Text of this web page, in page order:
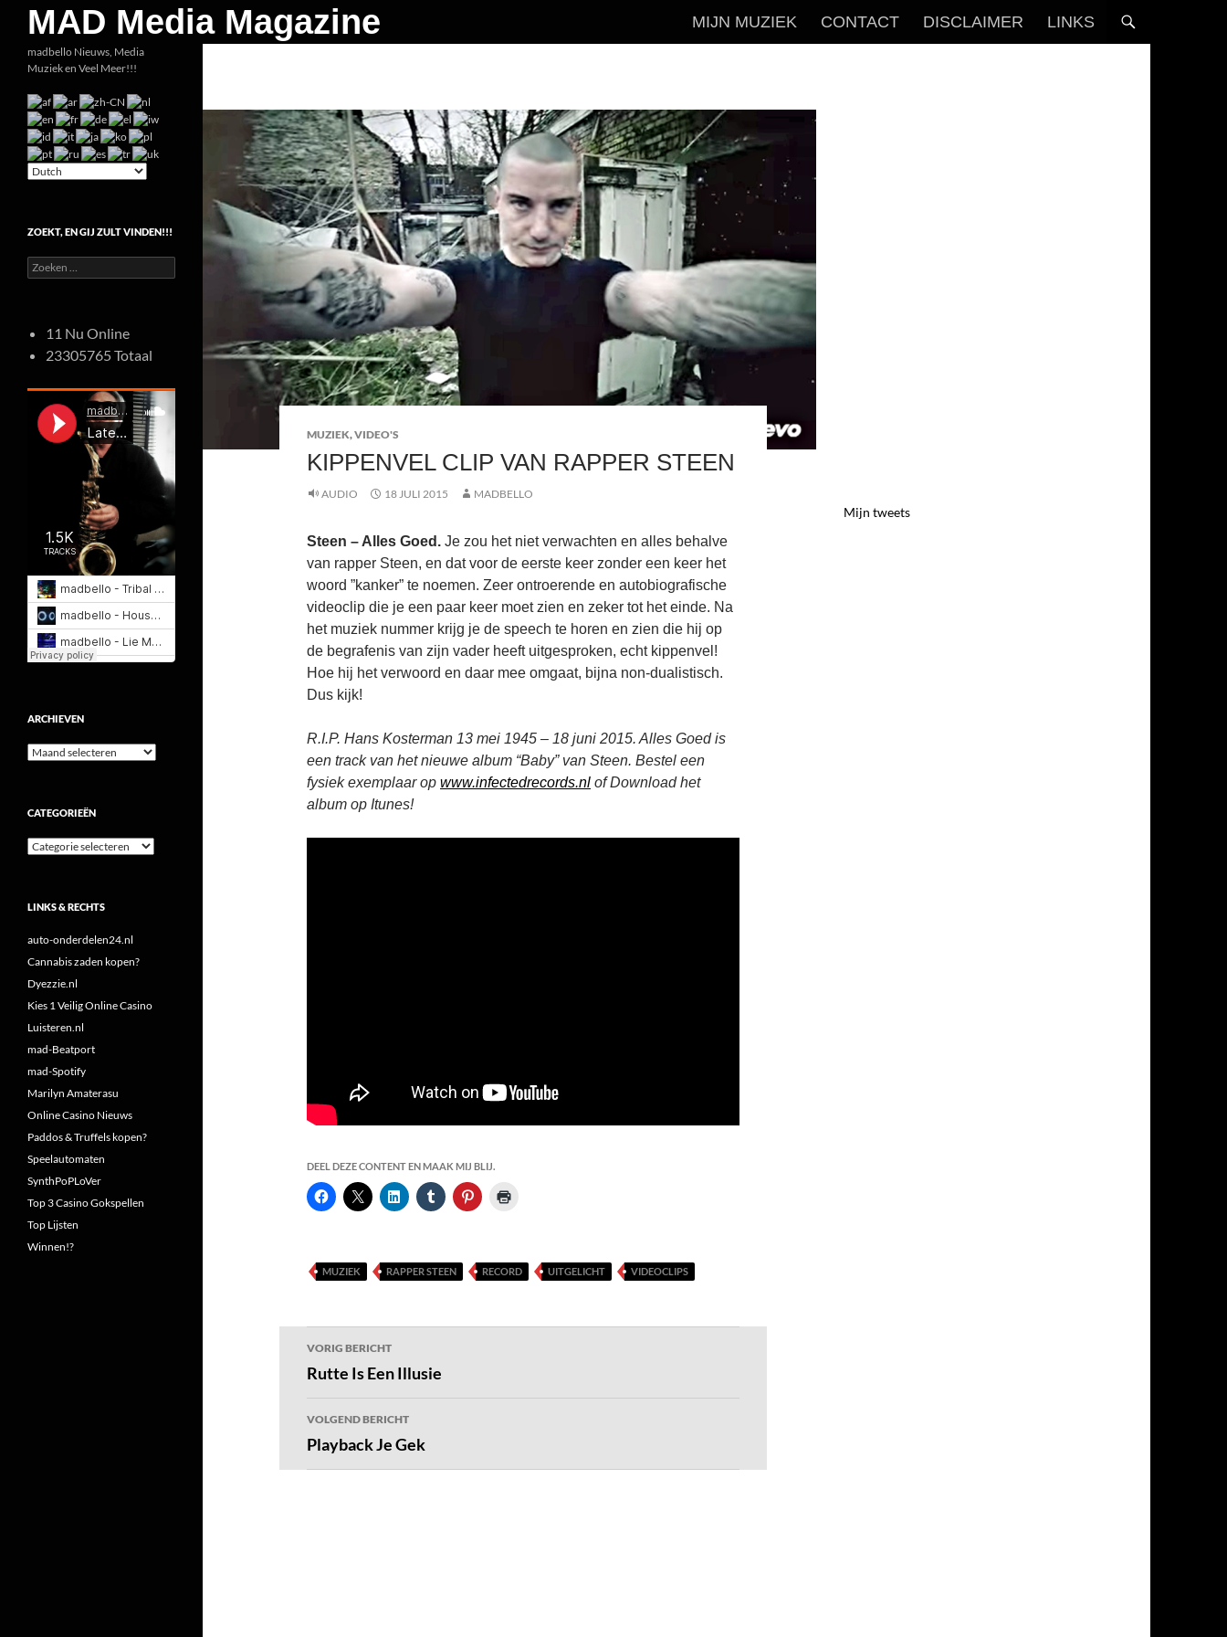
inhoud
MAD Media Magazine
Zoeken
MIJN MUZIEK CONTACT DISCLAIMER LINKS
MUZIEK,VIDEO'S
KIPPENVEL CLIP VAN RAPPER STEEN
AUDIO 18 JULI 2015 MADBELLO
Steen – Alles Goed. Je zou het niet verwachten en alles behalve
van rapper Steen, en dat voor de eerste keer zonder een keer het
woord ”kanker” te noemen. Zeer ontroerende en autobiografische
videoclip die je een paar keer moet zien en zeker tot het einde. Na
het muziek nummer krijg je de speech te horen en zien die hij op
de begrafenis van zijn vader heeft uitgesproken, echt kippenvel!
Hoe hij het verwoord en daar mee omgaat, bijna non-dualistisch.
Dus kijk!
R.I.P. Hans Kosterman 13 mei 1945 – 18 juni 2015. Alles Goed is
een track van het nieuwe album “Baby” van Steen. Bestel een
fysiek exemplaar op www.infectedrecords.nl of Download het
album op Itunes!
DEEL DEZE CONTENT EN MAAK MIJ BLIJ.
MUZIEK RAPPER STEEN RECORD UITGELICHT VIDEOCLIPS
Bericht
navigatie
VORIG BERICHT
Rutte Is Een Illusie
VOLGEND BERICHT
Playback Je Gek
Mijn tweets
madbello Nieuws, Media
Muziek en Veel Meer!!!
ZOEKT, EN GIJ ZULT VINDEN!!!
Zoeken
naar:
11 Nu Online
23305765 Totaal
ARCHIEVEN
Archieven
CATEGORIEËN
Categorieën
LINKS & RECHTS
auto-onderdelen24.nl
Cannabis zaden kopen?
Dyezzie.nl
Kies 1 Veilig Online Casino
Luisteren.nl
mad-Beatport
mad-Spotify
Marilyn Amaterasu
Online Casino Nieuws
Paddos & Truffels kopen?
Speelautomaten
SynthPoPLoVer
Top 3 Casino Gokspellen
Top Lijsten
Winnen!?